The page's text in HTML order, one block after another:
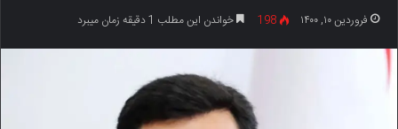
فروردین ۱۰, ۱۴۰۰ 198 خواندن این مطلب 1 دقیقه زمان میبرد